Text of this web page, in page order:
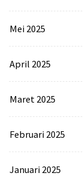
Mei 2025
April 2025
Maret 2025
Februari 2025
Januari 2025